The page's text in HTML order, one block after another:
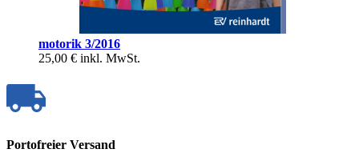
motorik 3/2016
25,00 € inkl. MwSt.
Portofreier Versand